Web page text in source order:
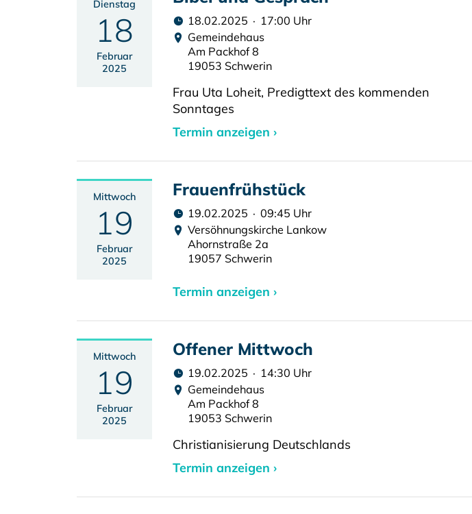
Dienstag
18
Februar
2025
18.02.2025 · 17:00 Uhr
Gemeindehaus
Am Packhof 8
19053 Schwerin
Frau Uta Loheit, Predigttext des kommenden
Sonntages
Termin anzeigen ›
Mittwoch
19
Februar
2025
Frauenfrühstück
19.02.2025 · 09:45 Uhr
Versöhnungskirche Lankow
Ahornstraße 2a
19057 Schwerin
Termin anzeigen ›
Mittwoch
19
Februar
2025
Offener Mittwoch
19.02.2025 · 14:30 Uhr
Gemeindehaus
Am Packhof 8
19053 Schwerin
Christianisierung Deutschlands
Termin anzeigen ›